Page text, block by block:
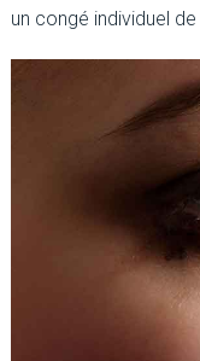
un congé individuel de